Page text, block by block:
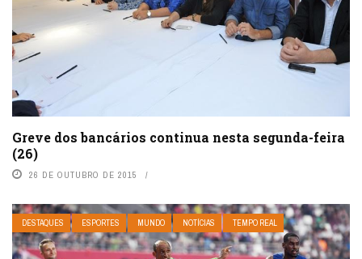
Greve dos bancários continua nesta segunda-feira
(26)
26 DE OUTUBRO DE 2015
DESTAQUES ESPORTES MUNDO NOTÍCIAS TEMPO REAL